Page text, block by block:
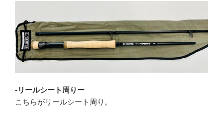
-リールシート周りー
こちらがリールシート周り。